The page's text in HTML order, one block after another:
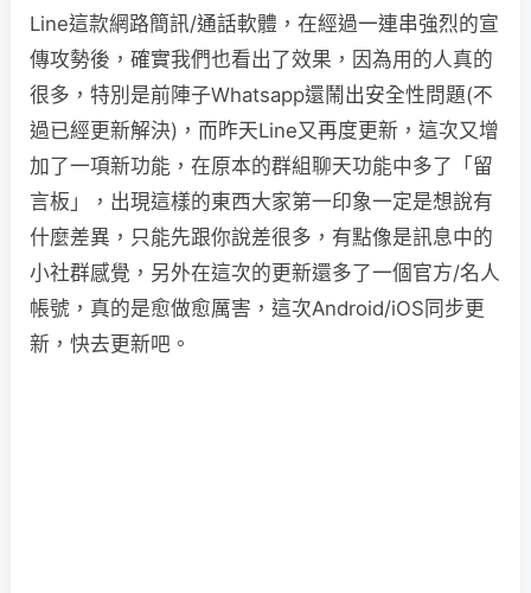
Line這款網路簡訊/通話軟體，在經過一連串強烈的宣
傳攻勢後，確實我們也看出了效果，因為用的人真的
很多，特別是前陣子Whatsapp還鬧出安全性問題(不
過已經更新解決)，而昨天Line又再度更新，這次又增
加了一項新功能，在原本的群組聊天功能中多了「留
言板」，出現這樣的東西大家第一印象一定是想說有
什麼差異，只能先跟你說差很多，有點像是訊息中的
小社群感覺，另外在這次的更新還多了一個官方/名人
帳號，真的是愈做愈厲害，這次Android/iOS同步更
新，快去更新吧。